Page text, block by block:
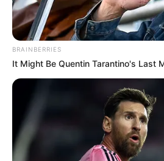
BRAINBERRIES
It Might Be Quentin Tarantino's Last